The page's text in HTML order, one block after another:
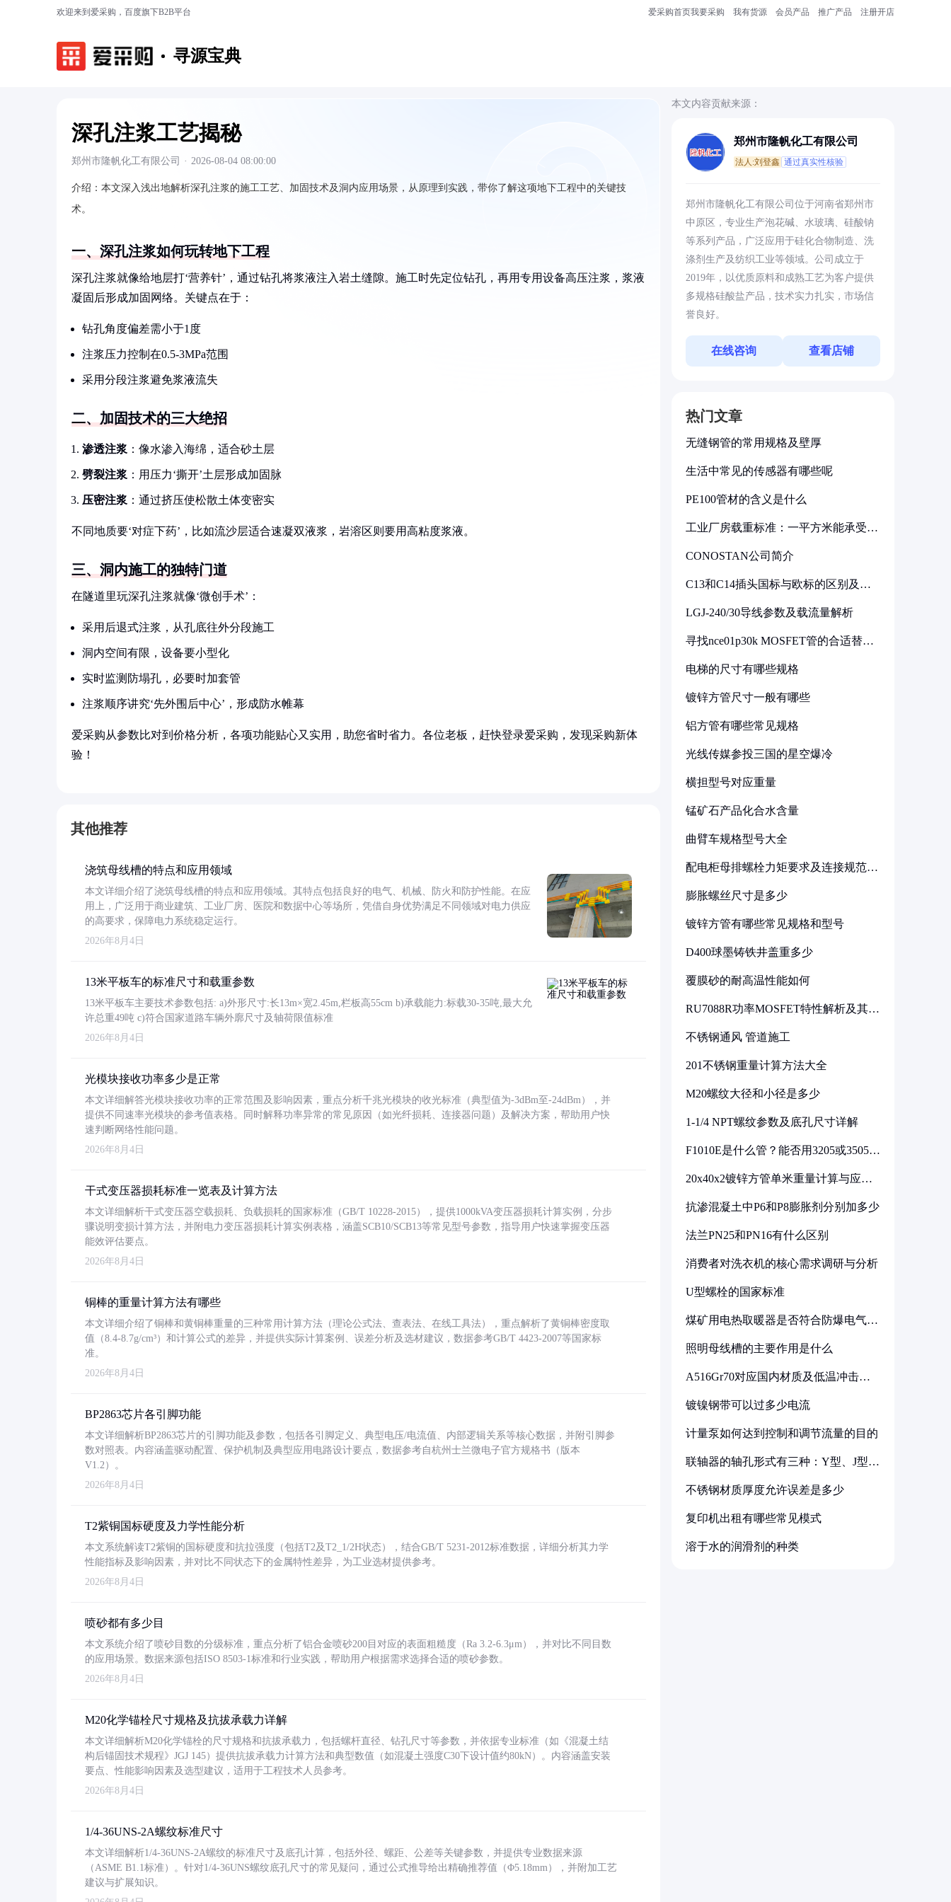
欢迎来到爱采购，百度旗下B2B平台 爱采购首页我要采购 我有货源 会员产品 推广产品 注册开店
寻源宝典
深孔注浆工艺揭秘
郑州市隆帆化工有限公司 · 2026-08-04 08:00:00
介绍： 本文深入浅出地解析深孔注浆的施工工艺、加固技术及洞内应用场景，从原理到实践，带你了解这项地下工程中的关键技
术。
一、深孔注浆如何玩转地下工程
深孔注浆就像给地层打‘营养针’，通过钻孔将浆液注入岩土缝隙。施工时先定位钻孔，再用专用设备高压注浆，浆液
凝固后形成加固网络。关键点在于：
钻孔角度偏差需小于1度
注浆压力控制在0.5-3MPa范围
采用分段注浆避免浆液流失
二、加固技术的三大绝招
渗透注浆 ：像水渗入海绵，适合砂土层
劈裂注浆 ：用压力‘撕开’土层形成加固脉
压密注浆 ：通过挤压使松散土体变密实
不同地质要‘对症下药’，比如流沙层适合速凝双液浆，岩溶区则要用高粘度浆液。
三、洞内施工的独特门道
在隧道里玩深孔注浆就像‘微创手术’：
采用后退式注浆，从孔底往外分段施工
洞内空间有限，设备要小型化
实时监测防塌孔，必要时加套管
注浆顺序讲究‘先外围后中心’，形成防水帷幕
爱采购从参数比对到价格分析，各项功能贴心又实用，助您省时省力。各位老板，赶快登录爱采购，发现采购新体
验！
其他推荐
浇筑母线槽的特点和应用领域
本文详细介绍了浇筑母线槽的特点和应用领域。其特点包括良好的电气、机械、防火和防护性能。在应
用上，广泛用于商业建筑、工业厂房、医院和数据中心等场所，凭借自身优势满足不同领域对电力供应
的高要求，保障电力系统稳定运行。
2026年8月4日
13米平板车的标准尺寸和载重参数
13米平板车主要技术参数包括: a)外形尺寸:长13m×宽2.45m,栏板高55cm b)承载能力:标载30-35吨,最大允
许总重49吨 c)符合国家道路车辆外廓尺寸及轴荷限值标准
2026年8月4日
光模块接收功率多少是正常
本文详细解答光模块接收功率的正常范围及影响因素，重点分析千兆光模块的收光标准（典型值为-3dBm至-24dBm），并
提供不同速率光模块的参考值表格。同时解释功率异常的常见原因（如光纤损耗、连接器问题）及解决方案，帮助用户快
速判断网络性能问题。
2026年8月4日
干式变压器损耗标准一览表及计算方法
本文详细解析干式变压器空载损耗、负载损耗的国家标准（GB/T 10228-2015），提供1000kVA变压器损耗计算实例，分步
骤说明变损计算方法，并附电力变压器损耗计算实例表格，涵盖SCB10/SCB13等常见型号参数，指导用户快速掌握变压器
能效评估要点。
2026年8月4日
铜棒的重量计算方法有哪些
本文详细介绍了铜棒和黄铜棒重量的三种常用计算方法（理论公式法、查表法、在线工具法），重点解析了黄铜棒密度取
值（8.4-8.7g/cm³）和计算公式的差异，并提供实际计算案例、误差分析及选材建议，数据参考GB/T 4423-2007等国家标
准。
2026年8月4日
BP2863芯片各引脚功能
本文详细解析BP2863芯片的引脚功能及参数，包括各引脚定义、典型电压/电流值、内部逻辑关系等核心数据，并附引脚参
数对照表。内容涵盖驱动配置、保护机制及典型应用电路设计要点，数据参考自杭州士兰微电子官方规格书（版本
V1.2）。
2026年8月4日
T2紫铜国标硬度及力学性能分析
本文系统解读T2紫铜的国标硬度和抗拉强度（包括T2及T2_1/2H状态），结合GB/T 5231-2012标准数据，详细分析其力学
性能指标及影响因素，并对比不同状态下的金属特性差异，为工业选材提供参考。
2026年8月4日
喷砂都有多少目
本文系统介绍了喷砂目数的分级标准，重点分析了铝合金喷砂200目对应的表面粗糙度（Ra 3.2-6.3μm），并对比不同目数
的应用场景。数据来源包括ISO 8503-1标准和行业实践，帮助用户根据需求选择合适的喷砂参数。
2026年8月4日
M20化学锚栓尺寸规格及抗拔承载力详解
本文详细解析M20化学锚栓的尺寸规格和抗拔承载力，包括螺杆直径、钻孔尺寸等参数，并依据专业标准（如《混凝土结
构后锚固技术规程》JGJ 145）提供抗拔承载力计算方法和典型数值（如混凝土强度C30下设计值约80kN）。内容涵盖安装
要点、性能影响因素及选型建议，适用于工程技术人员参考。
2026年8月4日
1/4-36UNS-2A螺纹标准尺寸
本文详细解析1/4-36UNS-2A螺纹的标准尺寸及底孔计算，包括外径、螺距、公差等关键参数，并提供专业数据来源
（ASME B1.1标准）。针对1/4-36UNS螺纹底孔尺寸的常见疑问，通过公式推导给出精确推荐值（Φ5.18mm），并附加工艺
建议与扩展知识。
本文内容贡献来源：
郑州市隆帆化工有限公司
法人:刘登鑫 通过真实性核验
郑州市隆帆化工有限公司位于河南省郑州市
中原区，专业生产泡花碱、水玻璃、硅酸钠
等系列产品，广泛应用于硅化合物制造、洗
涤剂生产及纺织工业等领域。公司成立于
2019年，以优质原料和成熟工艺为客户提供
多规格硅酸盐产品，技术实力扎实，市场信
誉良好。
在线咨询 查看店铺
热门文章
无缝钢管的常用规格及壁厚
生活中常见的传感器有哪些呢
PE100管材的含义是什么
工业厂房载重标准：一平方米能承受多
CONOSTAN公司简介
C13和C14插头国标与欧标的区别及其
LGJ-240/30导线参数及载流量解析
寻找nce01p30k MOSFET管的合适替代
电梯的尺寸有哪些规格
镀锌方管尺寸一般有哪些
铝方管有哪些常见规格
光线传媒参投三国的星空爆冷
横担型号对应重量
锰矿石产品化合水含量
曲臂车规格型号大全
配电柜母排螺栓力矩要求及连接规范详
膨胀螺丝尺寸是多少
镀锌方管有哪些常见规格和型号
D400球墨铸铁井盖重多少
覆膜砂的耐高温性能如何
RU7088R功率MOSFET特性解析及其在
不锈钢通风 管道施工
201不锈钢重量计算方法大全
M20螺纹大径和小径是多少
1-1/4 NPT螺纹参数及底孔尺寸详解
F1010E是什么管？能否用3205或3505代
20x40x2镀锌方管单米重量计算与应用
抗渗混凝土中P6和P8膨胀剂分别加多少
法兰PN25和PN16有什么区别
消费者对洗衣机的核心需求调研与分析
U型螺栓的国家标准
煤矿用电热取暖器是否符合防爆电气设
照明母线槽的主要作用是什么
A516Gr70对应国内材质及低温冲击要
镀镍钢带可以过多少电流
计量泵如何达到控制和调节流量的目的
联轴器的轴孔形式有三种：Y型、J型、
不锈钢材质厚度允许误差是多少
复印机出租有哪些常见模式
溶于水的润滑剂的种类